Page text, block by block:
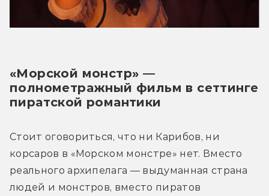
«Морской монстр» —
полнометражный фильм в сеттинге
пиратской романтики
Стоит оговориться, что ни Карибов, ни
корсаров в «Морском монстре» нет. Вместо
реального архипелага — выдуманная страна
людей и монстров, вместо пиратов